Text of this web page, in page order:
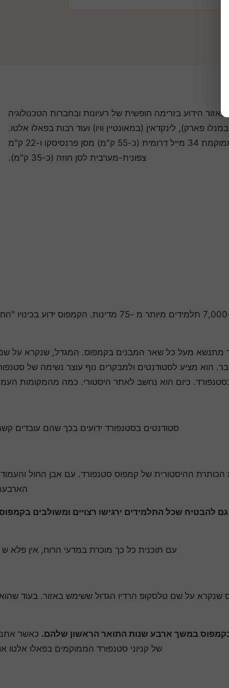
הידוע בזרימה חופשית של רעיונות ובחברות הטכנולוגיה
פארק), לינקדאין (במאונטיין וויו) ועוד רבות בפאלו אלטו.
האוניברסיטה ממוקמת 34 מייל דרומית (כ-55 ק"מ) מסן פרנסיסקו ו-22 ק"מ
צפונית-מערבית לסן חוזה (כ-35 ק"מ).
מחזור 2021 כולל יותר מ -7,000 תלמידים
הוא מציע לסטודנטים ולמבקרים נוף עוצר נשימה של
כיום הוא נחשב לאתר היסטורי. כמה מהמקומות
סטודנטים בסטנפורד ידועים בכך שהם עובדים
ההיסטורית של קמפוס סטנפורד. עם אבן החול
להבטיח שכל התלמידים ירגישו רצויים ומשולבים
עם תוכנית כל כך מוכרת במדעי הרוח, אין פלא
שנקרא על שם טלסקופ הרדיו הגדול ששימש באזור. בעוד שהוא
במשך ארבע שנות התואר הראשון שלהם. כאשר
של קניוני סטנפורד הממוקמים בפאלו אלטו או למרכזי התחבורה של